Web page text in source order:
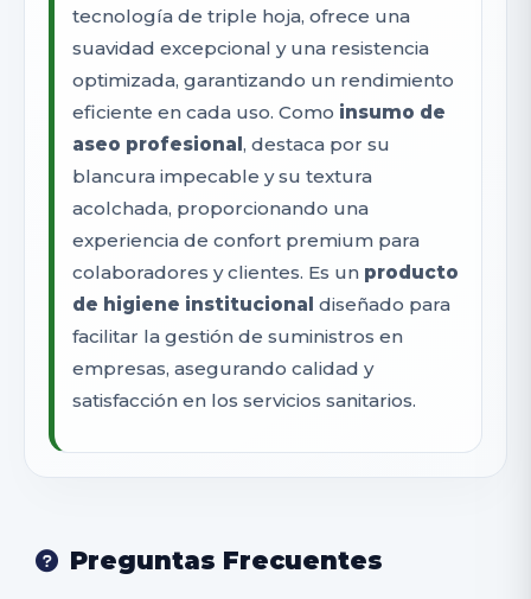
tecnología de triple hoja, ofrece una
suavidad excepcional y una resistencia
optimizada, garantizando un rendimiento
eficiente en cada uso. Como insumo de
aseo profesional , destaca por su
blancura impecable y su textura
acolchada, proporcionando una
experiencia de confort premium para
colaboradores y clientes. Es un producto
de higiene institucional diseñado para
facilitar la gestión de suministros en
empresas, asegurando calidad y
satisfacción en los servicios sanitarios.
Preguntas Frecuentes